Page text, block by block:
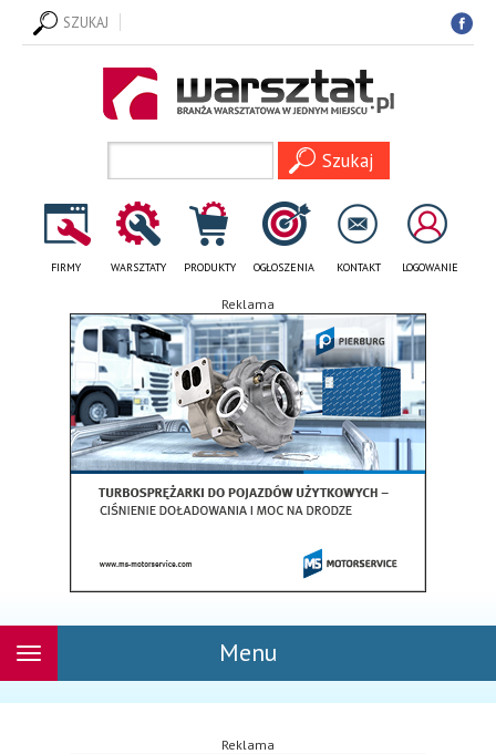
SZUKAJ
FIRMY WARSZTATY PRODUKTY OGŁOSZENIA KONTAKT LOGOWANIE
Reklama
Menu
Rozwiń
Reklama